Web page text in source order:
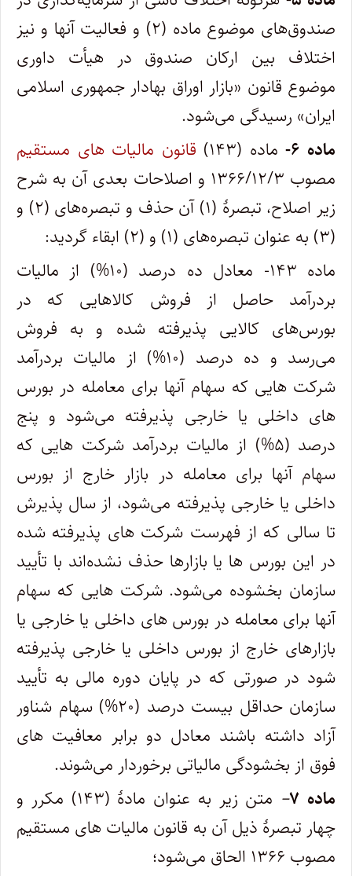
صندوق‌های موضوع ماده (۲) و فعالیت آنها و نیز
اختلاف بین ارکان صندوق در هیأت داوری
موضوع قانون «بازار اوراق بهادار جمهوری اسلامی
ایران» رسیدگی می‌شود.
ماده ۶-
ماده (۱۴۳)
قانون مالیات های مستقیم
مصوب ۱۳۶۶/۱۲/۳ و اصلاحات بعدی آن به شرح
زیر اصلاح، تبصرۀ (۱) آن حذف و تبصره‌های (۲) و
(۳) به عنوان تبصره‌های (۱) و (۲) ابقاء گردید:
ماده ۱۴۳- معادل ده درصد (۱۰%) از مالیات
بردرآمد حاصل از فروش کالاهایی که در
بورس‌های کالایی پذیرفته شده و به فروش
می‌رسد و ده درصد (۱۰%) از مالیات بردرآمد
شرکت هایی که سهام آنها برای معامله در بورس
های داخلی یا خارجی پذیرفته می‌شود و پنج
درصد (۵%) از مالیات بردرآمد شرکت هایی که
سهام آنها برای معامله در بازار خارج از بورس
داخلی یا خارجی پذیرفته می‌شود، از سال پذیرش
تا سالی که از فهرست شرکت های پذیرفته شده
در این بورس ها یا بازارها حذف نشده‌اند با تأیید
سازمان بخشوده می‌شود. شرکت هایی که سهام
آنها برای معامله در بورس های داخلی یا خارجی یا
بازارهای خارج از بورس داخلی یا خارجی پذیرفته
شود در صورتی که در پایان دوره مالی به تأیید
سازمان حداقل بیست درصد (۲۰%) سهام شناور
آزاد داشته باشند معادل دو برابر معافیت های
فوق از بخشودگی مالیاتی برخوردار می‌شوند.
ماده ۷
–
متن زیر به عنوان مادۀ (۱۴۳) مکرر و
چهار تبصرۀ ذیل آن به قانون مالیات های مستقیم
مصوب ۱۳۶۶ الحاق می‌شود؛